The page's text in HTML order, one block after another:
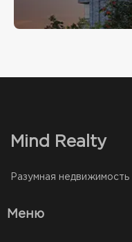
Mind Realty
Разумная недвижимость
Меню